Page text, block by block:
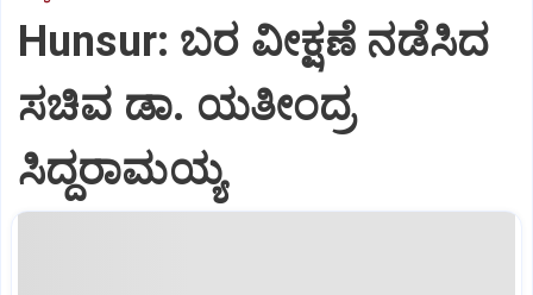
Hunsur: ಬರ ವೀಕ್ಷಣೆ ನಡೆಸಿದ
ಸಚಿವ ಡಾ. ಯತೀಂದ್ರ
ಸಿದ್ದರಾಮಯ್ಯ